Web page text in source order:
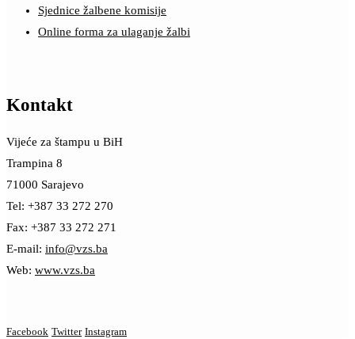
Sjednice žalbene komisije
Online forma za ulaganje žalbi
Kontakt
Vijeće za štampu u BiH
Trampina 8
71000 Sarajevo
Tel: +387 33 272 270
Fax: +387 33 272 271
E-mail: info@vzs.ba
Web: www.vzs.ba
Facebook Twitter Instagram